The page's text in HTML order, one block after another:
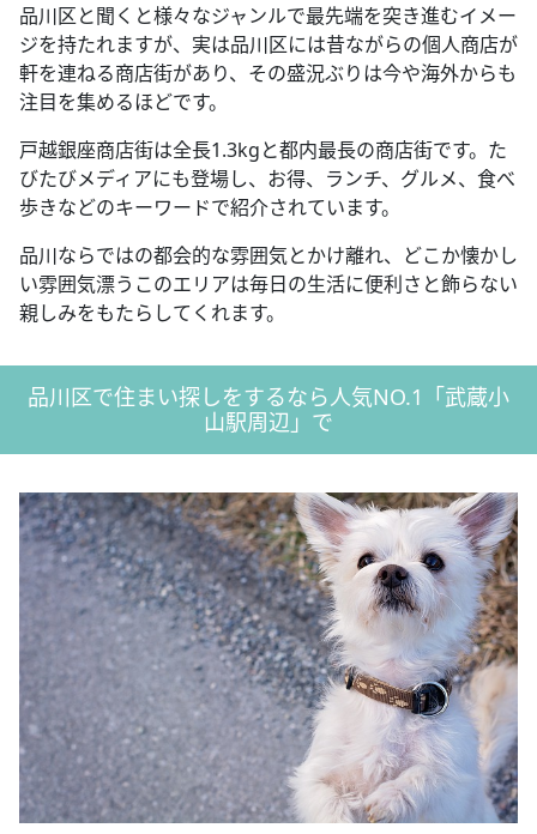
品川区と聞くと様々なジャンルで最先端を突き進むイメー
ジを持たれますが、実は品川区には昔ながらの個人商店が
軒を連ねる商店街があり、その盛況ぶりは今や海外からも
注目を集めるほどです。
戸越銀座商店街は全長1.3kgと都内最長の商店街です。た
びたびメディアにも登場し、お得、ランチ、グルメ、食べ
歩きなどのキーワードで紹介されています。
品川ならではの都会的な雰囲気とかけ離れ、どこか懐かし
い雰囲気漂うこのエリアは毎日の生活に便利さと飾らない
親しみをもたらしてくれます。
品川区で住まい探しをするなら人気NO.1「武蔵小
山駅周辺」で